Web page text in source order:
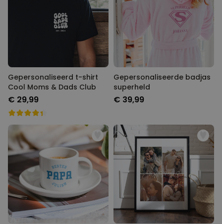
Gepersonaliseerd t-shirt
Cool Moms & Dads Club
€ 29,99
Gepersonaliseerde badjas
superheld
€ 39,99